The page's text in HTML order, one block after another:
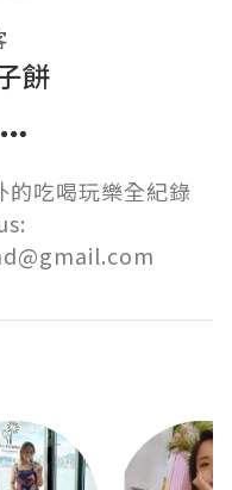
餅
的吃喝玩樂全紀錄